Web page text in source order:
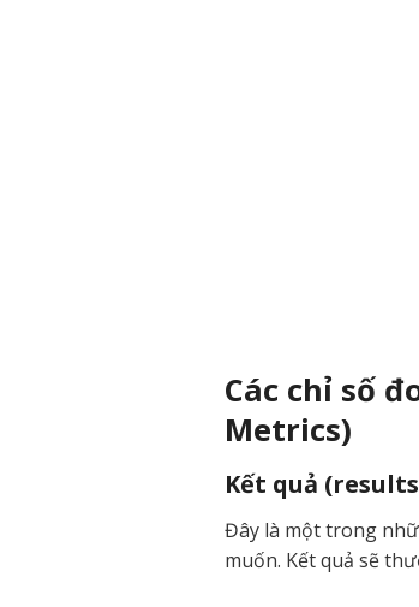
Các chỉ số
Metrics)
Kết quả
Đây là một trong
muốn. Kết quả sẽ